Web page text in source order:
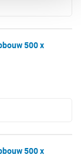
500 x
500 x